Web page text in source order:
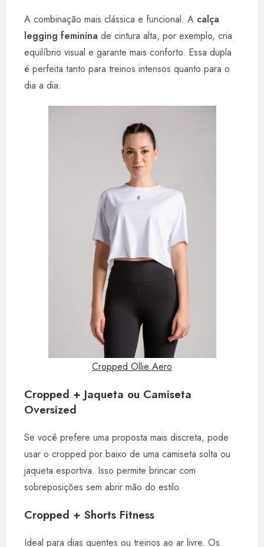
A combinação mais clássica e funcional. A calça
legging feminina de cintura alta, por exemplo, cria
equilíbrio visual e garante mais conforto. Essa dupla
é perfeita tanto para treinos intensos quanto para o
dia a dia.
Cropped Ollie Aero
Cropped + Jaqueta ou Camiseta
Oversized
Se você prefere uma proposta mais discreta, pode
usar o cropped por baixo de uma camiseta solta ou
jaqueta esportiva. Isso permite brincar com
sobreposições sem abrir mão do estilo.
Cropped + Shorts Fitness
Ideal para dias quentes ou treinos ao ar livre. Os